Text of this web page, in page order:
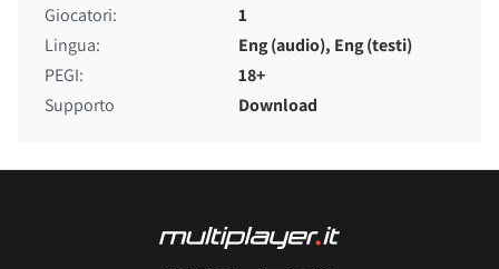
Giocatori:
1
Lingua:
Eng (audio), Eng (testi)
PEGI:
18+
Supporto
Download